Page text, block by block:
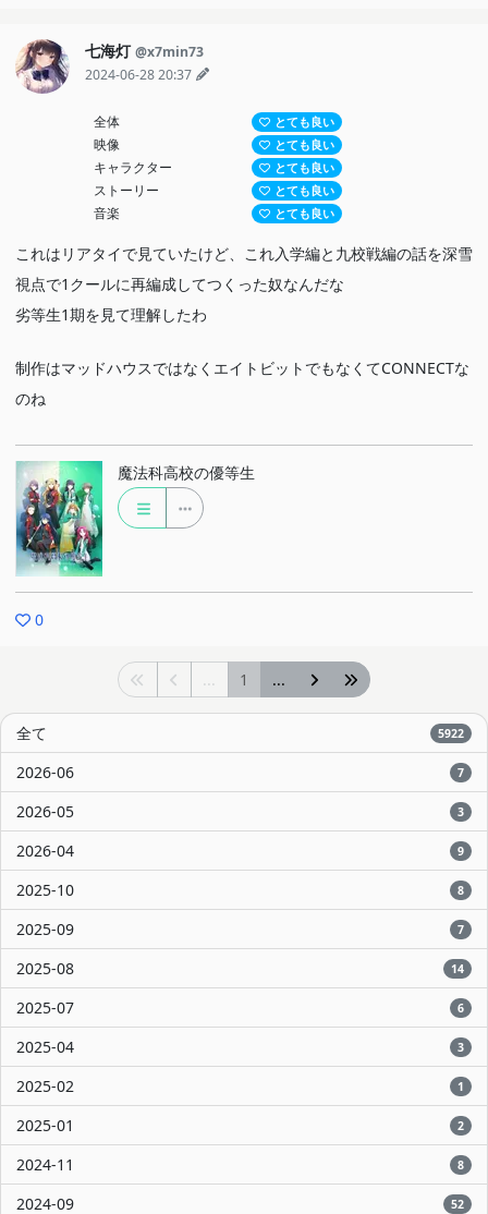
七海灯 @x7min73
2024-06-28 20:37
全体 とても良い
映像 とても良い
キャラクター とても良い
ストーリー とても良い
音楽 とても良い
これはリアタイで見ていたけど、これ入学編と九校戦編の話を深雪
視点で1クールに再編成してつくった奴なんだな
劣等生1期を見て理解したわ
制作はマッドハウスではなくエイトビットでもなくてCONNECTな
のね
魔法科高校の優等生
0
... 1 ...
全て 5922
2026-06 7
2026-05 3
2026-04 9
2025-10 8
2025-09 7
2025-08 14
2025-07 6
2025-04 3
2025-02 1
2025-01 2
2024-11 8
2024-09 52